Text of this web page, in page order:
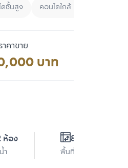
ชั้นสูง คอนโดใกล้ BTS
าคาขาย
บาท
ห้อง
ำ
83 ตร.ม.
พื้นที่ใช้สอย